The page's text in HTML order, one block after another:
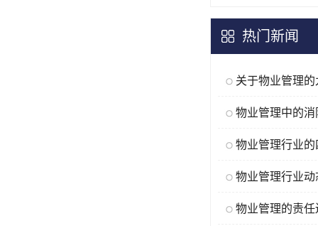
热门新闻
物业管理的责任